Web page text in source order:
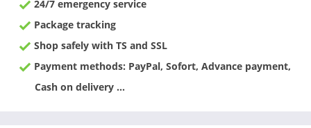
24/7 emergency service
Package tracking
Shop safely with TS and SSL
Payment methods: PayPal, Sofort, Advance payment,
Cash on delivery ...